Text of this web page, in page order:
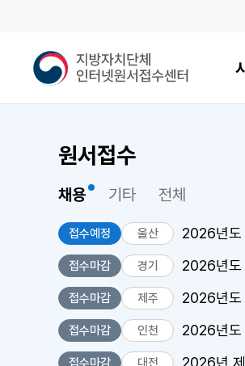
지
방
메인메뉴
원서접수
채용 기타 전체
접수예정 울산 2026년도
접수마감 경기 2026년도
접수마감 제주 2026년도
접수마감 인천 2026년도
접수마감 대전 2026년